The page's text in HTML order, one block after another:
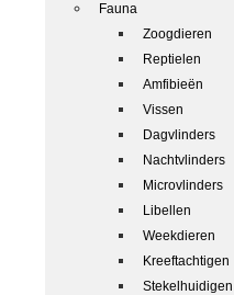
Fauna
Zoogdieren
Reptielen
Amfibieën
Vissen
Dagvlinders
Nachtvlinders
Microvlinders
Libellen
Weekdieren
Kreeftachtigen
Stekelhuidigen